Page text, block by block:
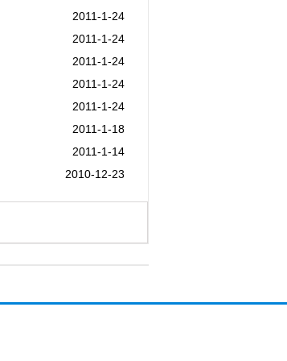
2011-1-24
2011-1-24
2011-1-24
2011-1-24
2011-1-24
2011-1-18
2011-1-14
2010-12-23